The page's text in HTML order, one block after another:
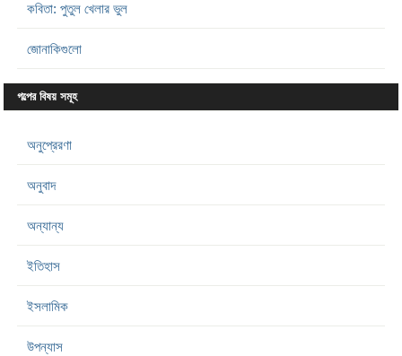
কবিতা: পুতুল খেলার ভুল
জোনাকিগুলো
গল্পের বিষয় সমূহ
অনুপ্রেরণা
অনুবাদ
অন্যান্য
ইতিহাস
ইসলামিক
উপন্যাস